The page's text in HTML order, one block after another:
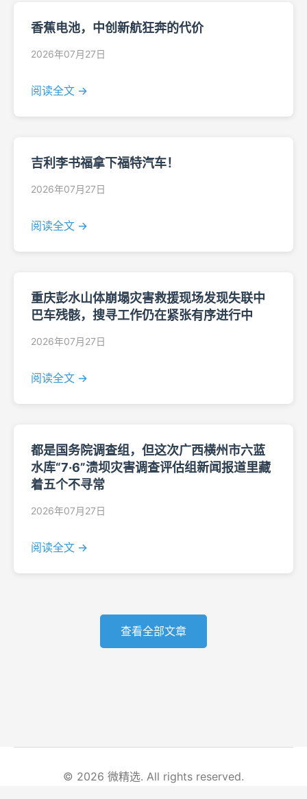
香蕉电池，中创新航狂奔的代价
2026年07月27日
阅读全文 →
吉利李书福拿下福特汽车！
2026年07月27日
阅读全文 →
重庆彭水山体崩塌灾害救援现场发现失联中
巴车残骸，搜寻工作仍在紧张有序进行中
2026年07月27日
阅读全文 →
都是国务院调查组，但这次广西横州市六蓝
水库“7·6”溃坝灾害调查评估组新闻报道里藏
着五个不寻常
2026年07月27日
阅读全文 →
查看全部文章
© 2026 微精选. All rights reserved.